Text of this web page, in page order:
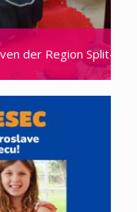
der Region Split-